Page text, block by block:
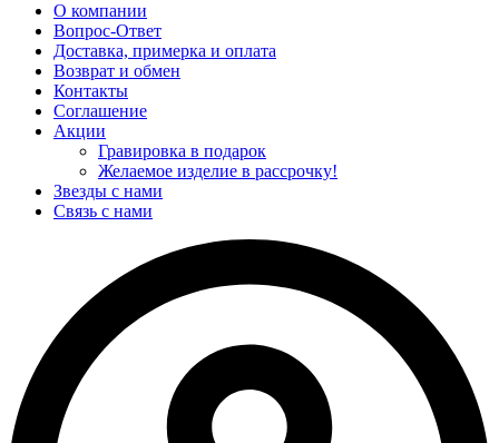
О компании
Вопрос-Ответ
Доставка, примерка и оплата
Возврат и обмен
Контакты
Соглашение
Акции
Гравировка в подарок
Желаемое изделие в рассрочку!
Звезды с нами
Связь с нами